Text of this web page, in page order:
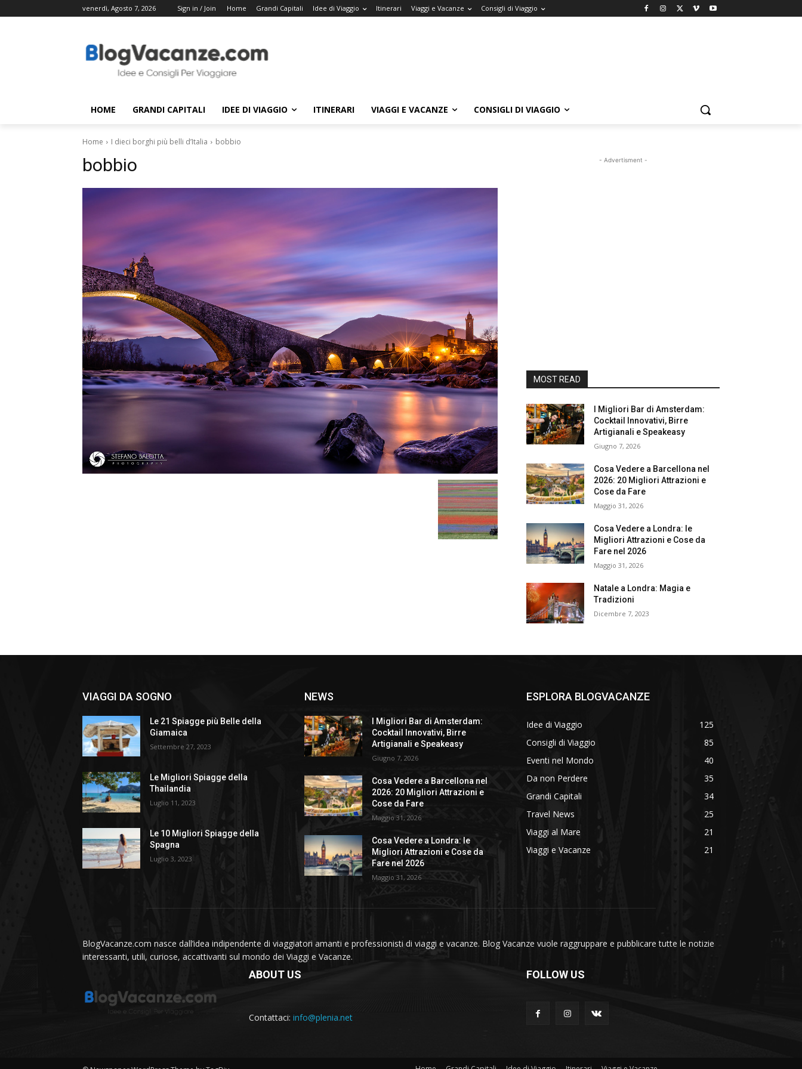
venerdì, Agosto 7, 2026 Sign in / Join Home Grandi Capitali Idee di Viaggio Itinerari Viaggi e Vacanze Consigli di Viaggio
HOME GRANDI CAPITALI IDEE DI VIAGGIO ITINERARI VIAGGI E VACANZE CONSIGLI DI VIAGGIO
Home I dieci borghi più belli d’Italia bobbio
bobbio - Advertisment -
MOST READ
I Migliori Bar di Amsterdam:
Cocktail Innovativi, Birre
Artigianali e Speakeasy
Giugno 7, 2026
Cosa Vedere a Barcellona nel
2026: 20 Migliori Attrazioni e
Cose da Fare
Maggio 31, 2026
Cosa Vedere a Londra: le
Migliori Attrazioni e Cose da
Fare nel 2026
Maggio 31, 2026
Natale a Londra: Magia e
Tradizioni
Dicembre 7, 2023
VIAGGI DA SOGNO
Le 21 Spiagge più Belle della
Giamaica
Settembre 27, 2023
Le Migliori Spiagge della
Thailandia
Luglio 11, 2023
Le 10 Migliori Spiagge della
Spagna
Luglio 3, 2023
NEWS
I Migliori Bar di Amsterdam:
Cocktail Innovativi, Birre
Artigianali e Speakeasy
Giugno 7, 2026
Cosa Vedere a Barcellona nel
2026: 20 Migliori Attrazioni e
Cose da Fare
Maggio 31, 2026
Cosa Vedere a Londra: le
Migliori Attrazioni e Cose da
Fare nel 2026
Maggio 31, 2026
ESPLORA BLOGVACANZE
Idee di Viaggio
125
Consigli di Viaggio
85
Eventi nel Mondo
40
Da non Perdere
35
Grandi Capitali
34
Travel News
25
Viaggi al Mare
21
Viaggi e Vacanze
21
BlogVacanze.com nasce dall’idea indipendente di viaggiatori amanti e professionisti di viaggi e vacanze. Blog Vacanze vuole raggruppare e pubblicare tutte le notizie
interessanti, utili, curiose, accattivanti sul mondo dei Viaggi e Vacanze.
ABOUT US
Contattaci: info@plenia.net
FOLLOW US